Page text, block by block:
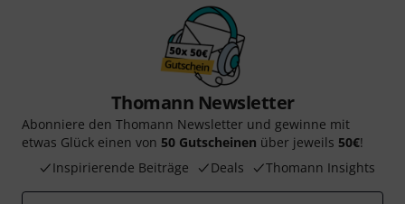
Thomann Newsletter
Abonniere den Thomann Newsletter und gewinne mit
etwas Glück einen von 50 Gutscheinen über jeweils 50€!
Inspirierende Beiträge
Deals Thomann Insights